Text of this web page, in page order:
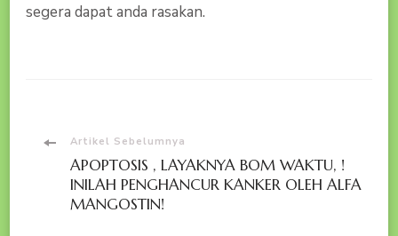
segera dapat anda rasakan.
Navigasi
Artikel
Artikel Sebelumnya
APOPTOSIS , LAYAKNYA BOM WAKTU, !
INILAH PENGHANCUR KANKER OLEH ALFA
MANGOSTIN!